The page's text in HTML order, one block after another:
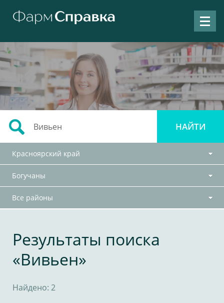
Красноярский край
Богучаны
Все районы
Результаты поиска
«Вивьен»
Найдено: 2